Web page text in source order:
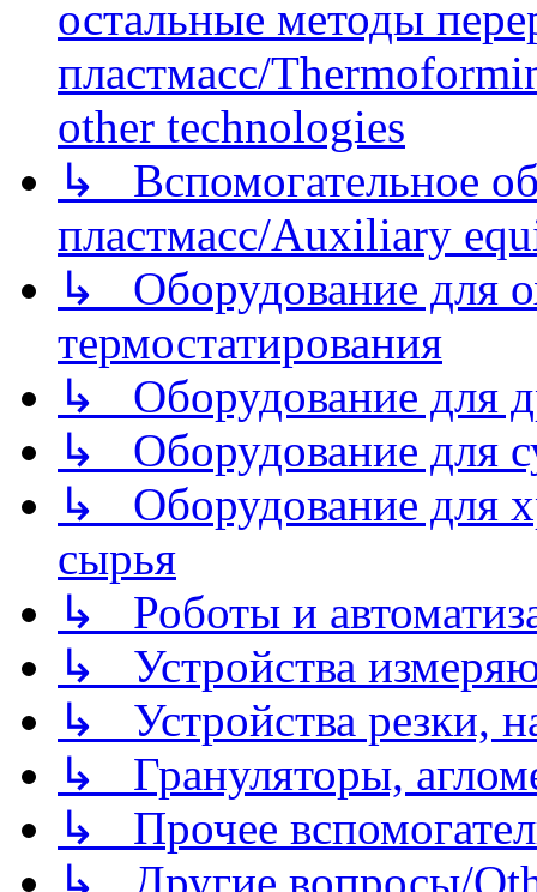
остальные методы
пластмасс/
other technologies
↳ Вспомогательное
пластмасс/Auxiliary
↳ Оборудование для
термостатирования
↳ Оборудование для
↳ Оборудование для
↳ Оборудование для
сырья
↳ Роботы и
↳ Устройства
↳ Устройства резки,
↳ Грануляторы,
↳ Прочее